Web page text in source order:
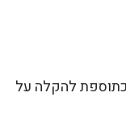
להקלה על